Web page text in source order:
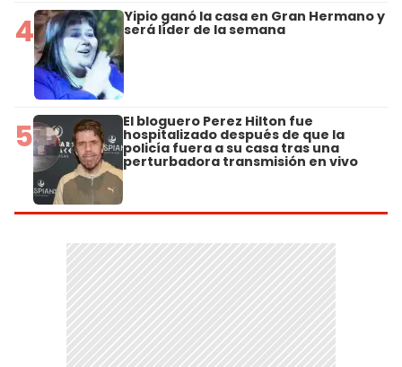
4 Yipio ganó la casa en Gran Hermano y
será líder de la semana
5 El bloguero Perez Hilton fue
hospitalizado después de que la
policía fuera a su casa tras una
perturbadora transmisión en vivo